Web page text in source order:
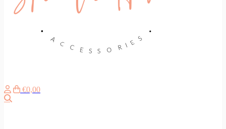
€0,00